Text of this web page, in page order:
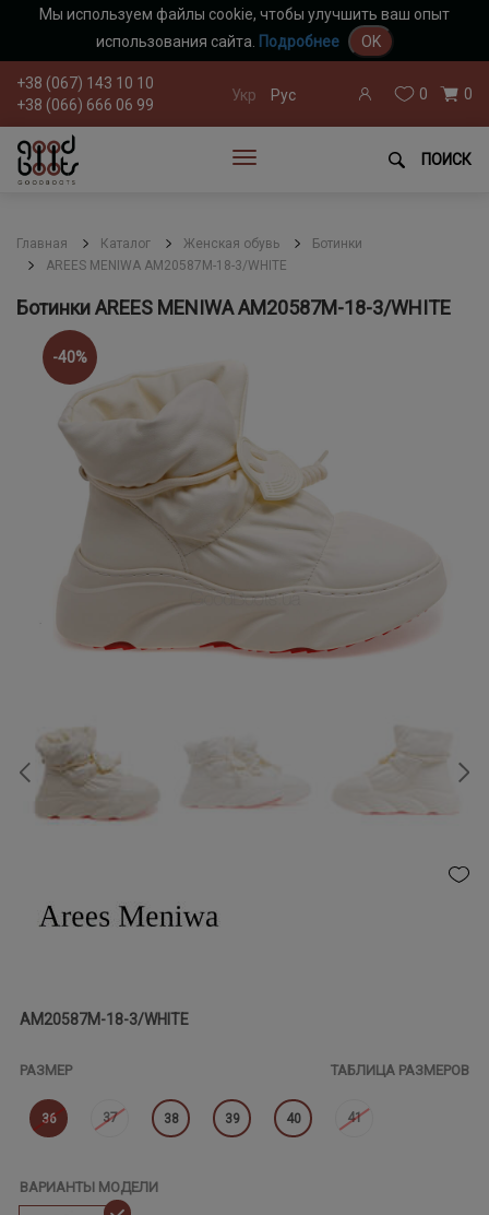
Мы используем файлы cookie, чтобы улучшить ваш опыт
использования сайта. Подробнее OK
+38 (067) 143 10 10
+38 (066) 666 06 99
Укр Рус 0 0
ПОИСК
Главная Каталог Женская обувь
Ботинки
AREES MENIWA AM20587M-18-3/WHITE
Ботинки AREES MENIWA AM20587M-18-3/WHITE
-40%
AM20587M-18-3/WHITE
РАЗМЕР ТАБЛИЦА РАЗМЕРОВ
36 37 38 39 40 41
ВАРИАНТЫ МОДЕЛИ